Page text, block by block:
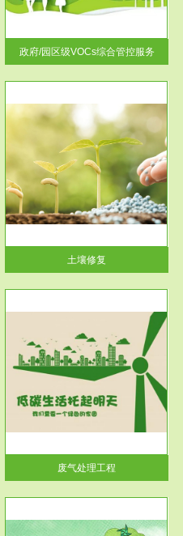
政府/园区级VOCs综合管控服务
土壤修复
废气处理工程